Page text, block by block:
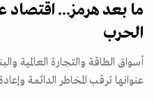
ما بعد هرمز... اقتصاد
الحرب
أسواق الطاقة والتجارة العالمية
عنوانها ترقب المخاطر الدائمة